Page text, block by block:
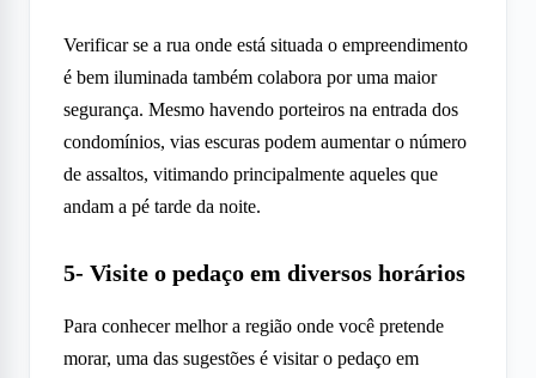
Verificar se a rua onde está situada o empreendimento
é bem iluminada também colabora por uma maior
segurança. Mesmo havendo porteiros na entrada dos
condomínios, vias escuras podem aumentar o número
de assaltos, vitimando principalmente aqueles que
andam a pé tarde da noite.
5- Visite o pedaço em diversos horários
Para conhecer melhor a região onde você pretende
morar, uma das sugestões é visitar o pedaço em